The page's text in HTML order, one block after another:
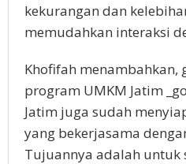
kekurangan dan
memudahkan interaksi
Khofifah menambahkan,
program UMKM Jatim
Jatim juga sudah
yang bekerjasama
Tujuannya adalah untuk